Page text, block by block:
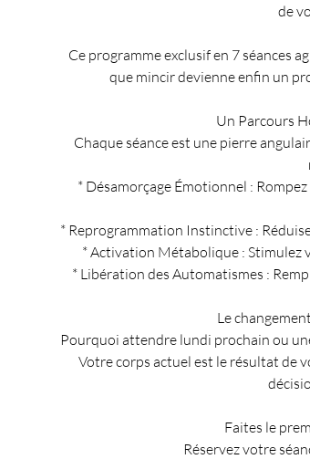
de
Ce programme exclusif en 7 séances
que mincir devienne enfin un
Un Parcours
Chaque séance est une pierre
* Désamorçage Émotionnel :
* Reprogrammation Instinctive :
* Activation Métabolique : Stimulez
* Libération des Automatismes :
Le
Pourquoi attendre lundi prochain ou
Votre corps actuel est le résultat de
Faites le